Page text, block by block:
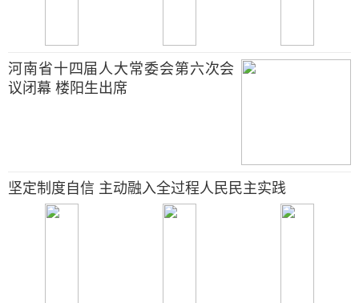
河南省十四届人大常委会第六次会
议闭幕 楼阳生出席
坚定制度自信 主动融入全过程人民民主实践